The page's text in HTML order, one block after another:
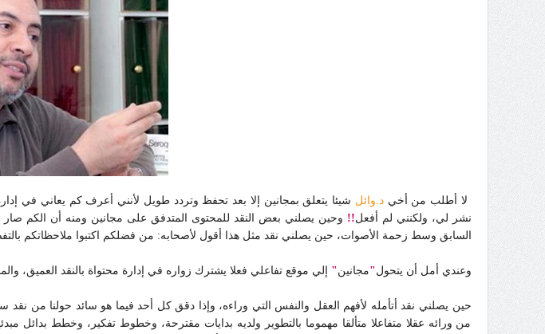
لا أطلب من أخيد.وائل شيئا يتعلق بمجانين إلا بعد تحفظ وتردد طويل لأنني أعرف كم يعاني في
نشر لي، ولكنني لم أفعل!! وحين يصلني بعض النقد للمحتوى المتدفق على مجانين ومنه أن الكم صار
السابق وسط زحمة الأصوات، حين يصلني نقد مثل هذا أقول لأصحابه: من فضلكم اكتبوا ملاحظاتكم
وعندي أمل أن يتحول"مجانين" إلي موقع تفاعلي فعلا يشترك زواره في إدارة محتواة بالنقد العميق،
حين يصلني نقد أتأمله لأفهم العقل والنفس التي وراءه، وإذا دقق كل أحد فيما هو سائد حولنا من
من ورائه عقلا متفاعلا متألقا مهموما بالتطوير ولديه بدايات مقترحة، وخطوط تفكير، وخطط بدائل